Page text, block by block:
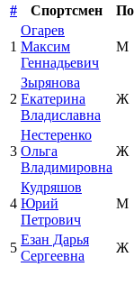
#
Спортсмен
1
Огарев
Максим
Геннадьевич
М
2
Зырянова
Екатерина
Владиславна
Ж
3
Нестеренко
Ольга
Владимировна
Ж
4
Кудряшов
Юрий
Петрович
М
5
Езан Дарья
Сергеевна
Ж